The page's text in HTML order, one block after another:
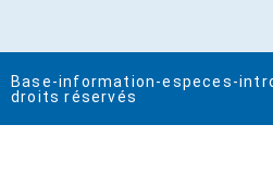
Base-information-especes-
droits réservés